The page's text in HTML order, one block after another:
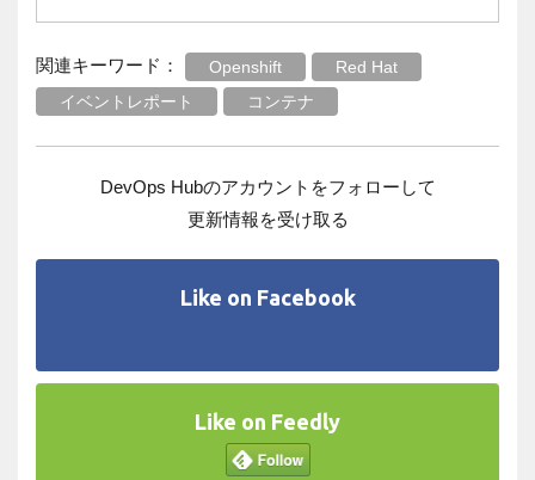
関連キーワード： Openshift
Red Hat
イベントレポート
コンテナ
DevOps Hubのアカウントをフォローして
更新情報を受け取る
Like on Facebook
Like on Feedly